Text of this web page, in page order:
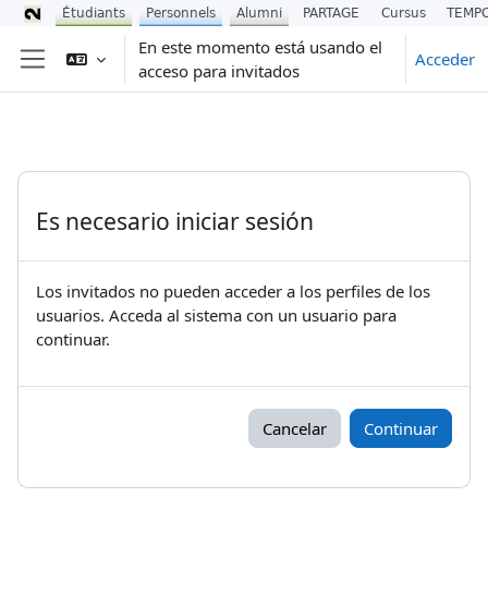
Salta al contenido principal
Panel lateral
En este momento está usando el
acceso para invitados
Acceder
Es necesario iniciar sesión
Los invitados no pueden acceder a los perfiles de los
usuarios. Acceda al sistema con un usuario para
continuar.
Cancelar Continuar
Étudiants Personnels Alumni PARTAGE Cursus